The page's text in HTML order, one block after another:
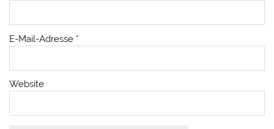
E-Mail-Adresse *
Website